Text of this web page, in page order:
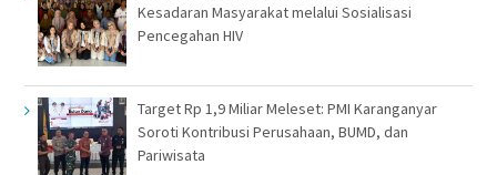
Kesadaran Masyarakat melalui Sosialisasi
Pencegahan HIV
Target Rp 1,9 Miliar Meleset: PMI Karanganyar
Soroti Kontribusi Perusahaan, BUMD, dan
Pariwisata